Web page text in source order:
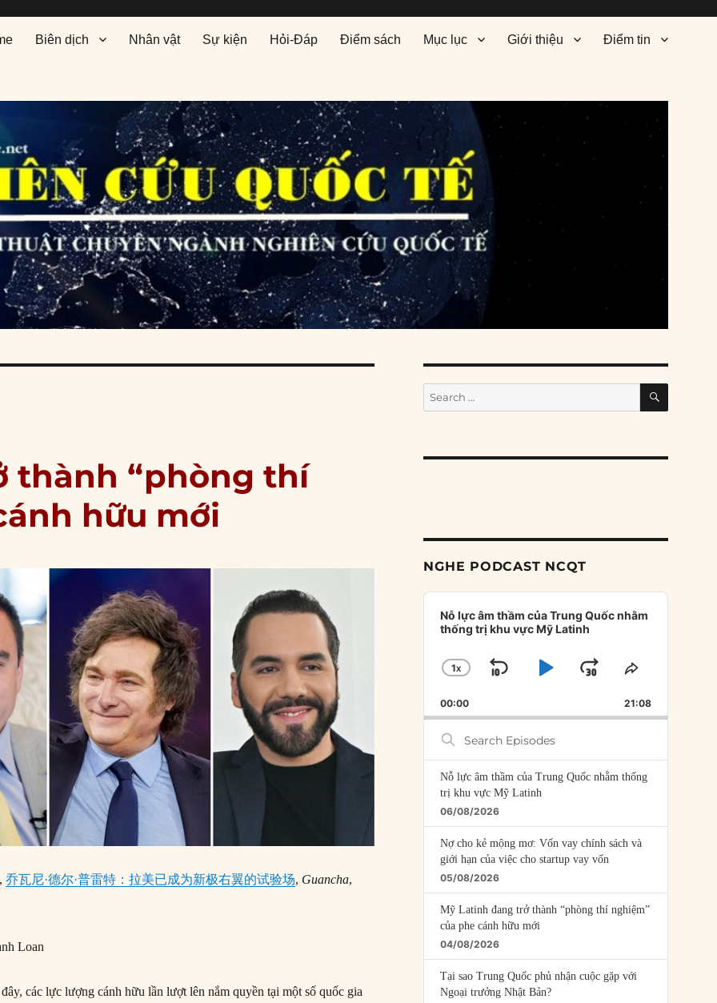
Biên dịch Nhân vật Sự kiện Hỏi-Đáp Điểm sách Mục lục Giới thiệu Điểm tin
thành “phòng thí
hữu mới
乔瓦尼·德尔·普雷特：拉美已成为新极右翼的试验场, Guancha,
Loan
các lực lượng cánh hữu lần lượt lên nắm quyền tại một số quốc gia
Search
for:
SEARCH
NGHE PODCAST NCQT
Audio
Player
Nỗ lực âm thầm của Trung Quốc nhằm
thống trị khu vực Mỹ Latinh
CHANGE
RATE
1X
SKIP
BACKWARD
PLAYJUMP
FORWARD
SHARE
EPISODE
00:00 21:08
Search
Episodes
Nỗ lực âm thầm của Trung Quốc nhằm thống
trị khu vực Mỹ Latinh
06/08/2026
Nợ cho kẻ mộng mơ: Vốn vay chính sách và
giới hạn của việc cho startup vay vốn
05/08/2026
Mỹ Latinh đang trở thành “phòng thí nghiệm”
của phe cánh hữu mới
04/08/2026
Tại sao Trung Quốc phủ nhận cuộc gặp với
Ngoại trưởng Nhật Bản?